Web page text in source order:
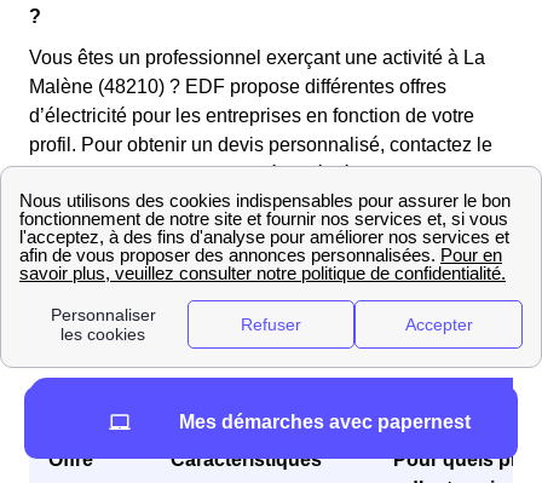
?
Vous êtes un professionnel exerçant une activité à La
Malène (48210) ? EDF propose différentes offres
d’électricité pour les entreprises en fonction de votre
profil. Pour obtenir un devis personnalisé, contactez le
service client EDF de la Lozère dédié aux
professionnels au3022 (du lundi au vendredi de 8h00
à 17h30).
Voici une sélectiond’offres EDF pour professionnelsqui
pourraient vous intéresser !
Quelle offre EDF pro choisir ? 👷
Offre Caractéristiques
Pour quels
Mes démarches avec papernest